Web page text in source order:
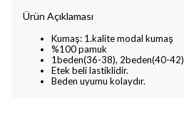
Ürün Açıklaması
Kumaş: 1.kalite modal kumaş
%100 pamuk
1beden(36-38), 2beden(40-42)
Etek beli lastiklidir.
Beden uyumu kolaydır.